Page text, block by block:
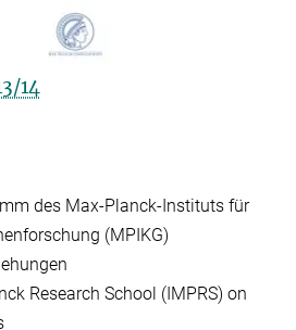
14
des Max-Planck-Instituts für
(MPIKG)
Research School (IMPRS) on